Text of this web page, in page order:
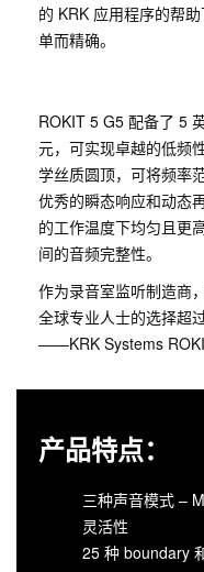
的 KRK 应用程序的帮
单而精确。
ROKIT 5 G5 配备了 5
元，可实现卓越的低频
学丝质圆顶，可将频率
优秀的瞬态响应和动态
的工作温度下均匀且更
间的音频完整性。
作为录音室监听制造商
全球专业人士的选择超
——KRK Systems
产品特点：
三种声音模式 –
灵活性
25 种 boundary